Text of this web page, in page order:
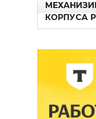
КОРПУСА